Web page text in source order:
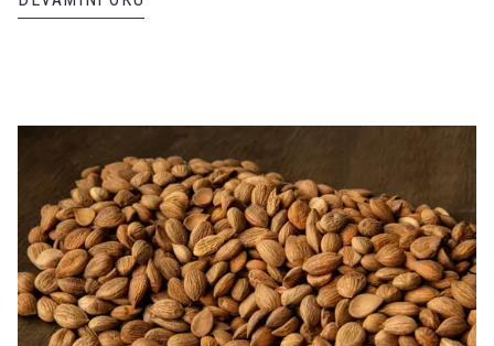
çevreci tarım